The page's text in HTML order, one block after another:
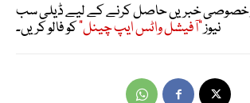
خصوصی خبریں حاصل کرنے کے لیے ڈیلی سب
نیوز"آفیشل واٹس ایپ چینل"کو فالو کریں۔